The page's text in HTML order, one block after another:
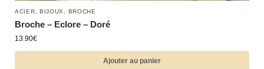
ACIER, BIJOUX, BROCHE
Broche – Eclore – Doré
13.90€
Ajouter au panier